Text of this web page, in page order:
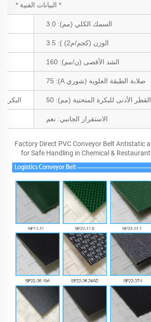
* البيانات الفنية *
السمك الكلي (مم): 3.0
الوزن (كجم/م2) ):
3.5
الشد الأقصى (ن/مم): 160
صلابة الطبقة العلوية (شوري A): 75
القطر الأدنى للبكرة المنحنية (مم): 50 البكرة
الاستقرار الجانبي: نعم